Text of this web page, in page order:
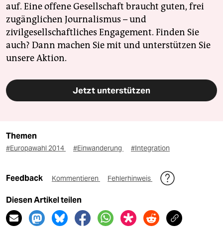
auf. Eine offene Gesellschaft braucht guten, frei
zugänglichen Journalismus – und
zivilgesellschaftliches Engagement. Finden Sie
auch? Dann machen Sie mit und unterstützen Sie
unsere Aktion.
Jetzt unterstützen
Themen
#Europawahl 2014 #Einwanderung #Integration
Feedback Kommentieren Fehlerhinweis
Diesen Artikel teilen